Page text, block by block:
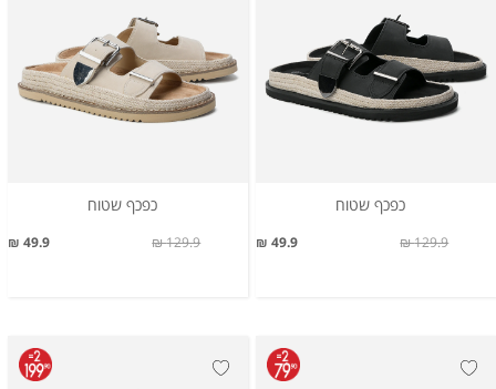
כפכף שטוח
49.9 ₪ 129.9 ₪
כפכף שטוח
49.9 ₪ 129.9 ₪